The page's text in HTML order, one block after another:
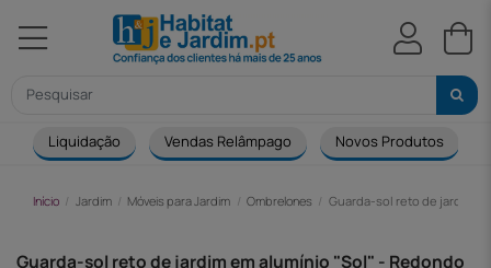
Liquidação Vendas Relâmpago Novos Produtos
Início Jardim Móveis para Jardim Ombrelones Guarda-sol reto de jardim
Guarda-sol reto de jardim em alumínio "Sol" - Redondo